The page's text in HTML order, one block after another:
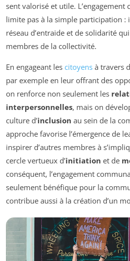
sent valorisé et utile. L’engagement
limite pas à la simple participation :
réseau d’entraide et de solidarité
membres de la collectivité.
En engageant les citoyens à travers
par exemple en leur offrant des
on renforce non seulement les
interpersonnelles, mais on
culture d’inclusion au sein de la
approche favorise l’émergence de
inspirer d’autres membres à
cercle vertueux d’initiation et de
conséquent, l’engagement
seulement bénéfique pour la
contribue aussi à la création d’un